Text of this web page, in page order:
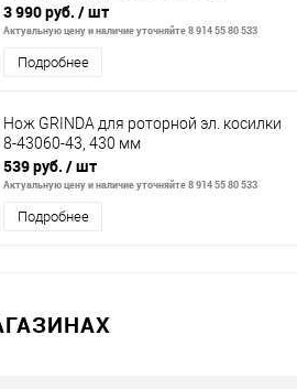
3 990 руб. / шт
Актуальную цену и наличие уточняйте 8 914 55 80 533
Подробнее
Нож GRINDA для роторной эл. косилки
8-43060-43, 430 мм
539 руб. / шт
Актуальную цену и наличие уточняйте 8 914 55 80 533
Подробнее